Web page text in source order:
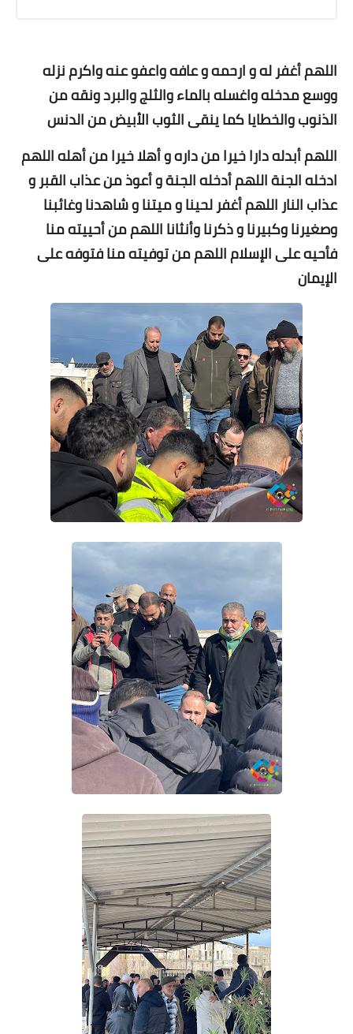
اللهم أغفر له و ارحمه و عافه واعفو عنه واكرم نزله
ووسع مدخله واغسله بالماء والثلج والبرد ونقه من
الذنوب والخطايا كما ينقى الثوب الأبيض من الدنس
اللهم أبدله دارا خيرا من داره و أهلا خيرا من أهله اللهم
ادخله الجنة اللهم أدخله الجنة و أعوذ من عذاب القبر و
عذاب النار اللهم أغفر لحينا و ميتنا و شاهدنا وغائبنا
وصغيرنا وكبيرنا و ذكرنا وأنثانا اللهم من أحييته منا
فأحيه على الإسلام اللهم من توفيته منا فتوفه على
الإيمان